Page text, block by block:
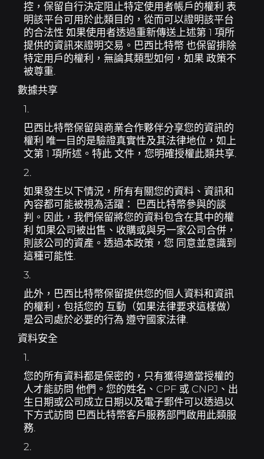
控，保留自行決定阻止特定使用者帳戶的權利 表
明該平台可用於此類目的，從而可以證明該平台
的合法性 如果使用者透過重新傳送上述第 1 項所
提供的資訊來證明交易。巴西比特幣 也保留排除
特定用戶的權利，無論其類型如何，如果 政策不
被尊重.
數據共享
1.
巴西比特幣保留與商業合作夥伴分享您的資訊的
權利 唯一目的是驗證真實性及其法律地位，如上
文第 1 項所述。特此 文件，您明確授權此類共享.
2.
如果發生以下情況，所有有關您的資料、資訊和
內容都可能被視為活躍： 巴西比特幣參與的談
判。因此，我們保留將您的資料包含在其中的權
利 如果公司被出售、收購或與另一家公司合併，
則該公司的資產。透過本政策，您 同意並意識到
這種可能性.
3.
此外，巴西比特幣保留提供您的個人資料和資訊
的權利，包括您的 互動（如果法律要求這樣做）
是公司處於必要的行為 遵守國家法律.
資料安全
1.
您的所有資料都是保密的，只有獲得適當授權的
人才能訪問 他們。您的姓名、CPF 或 CNPJ、出
生日期或公司成立日期以及電子郵件可以透過以
下方式訪問 巴西比特幣客戶服務部門啟用此類服
務.
2.